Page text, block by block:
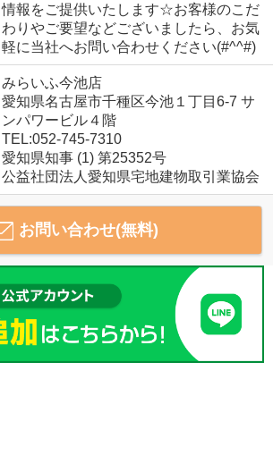
情報をご提供いたします☆お客様のこだ
わりやご要望などございましたら、お気
軽に当社へお問い合わせください(#^^#)
みらいふ今池店
愛知県名古屋市千種区今池１丁目6-7 サ
ンパワービル４階
TEL:052-745-7310
愛知県知事 (1) 第25352号
公益社団法人愛知県宅地建物取引業協会
お問い合わせ(無料)